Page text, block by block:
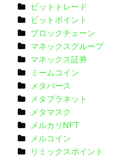
ビットトレード
ビットポイント
ブロックチェーン
マネックスグループ
マネックス証券
ミームコイン
メタバース
メタプラネット
メタマスク
メルカリNFT
メルコイン
リミックスポイント